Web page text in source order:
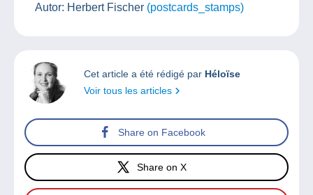
Autor: Herbert Fischer (postcards_stamps)
Cet article a été rédigé par Héloïse
Voir tous les articles
Share on Facebook
Share on X